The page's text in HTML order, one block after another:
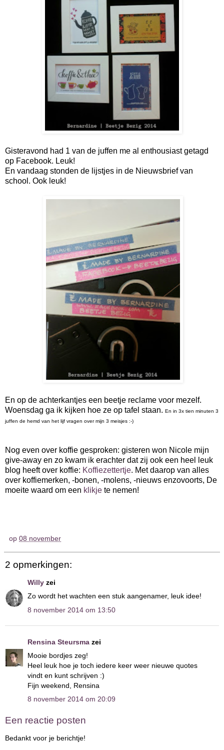
Gisteravond had 1 van de juffen me al enthousiast getagd
op Facebook. Leuk!
En vandaag stonden de lijstjes in de Nieuwsbrief van
school. Ook leuk!
En op de achterkantjes een beetje reclame voor mezelf.
Woensdag ga ik kijken hoe ze op tafel staan. En in 3x tien minuten 3
juffen de hemd van het lijf vragen over mijn 3 meisjes :-)
Nog even over koffie gesproken: gisteren won Nicole mijn
give-away en zo kwam ik erachter dat zij ook een heel leuk
blog heeft over koffie: Koffiezettertje. Met daarop van alles
over koffiemerken, -bonen, -molens, -nieuws enzovoorts, De
moeite waard om een klikje te nemen!
op 08 november
2 opmerkingen:
Willy zei
Zo wordt het wachten een stuk aangenamer, leuk idee!
8 november 2014 om 13:50
Rensina Steursma zei
Mooie bordjes zeg!
Heel leuk hoe je toch iedere keer weer nieuwe quotes
vindt en kunt schrijven :)
Fijn weekend, Rensina
8 november 2014 om 20:09
Een reactie posten
Bedankt voor je berichtje!